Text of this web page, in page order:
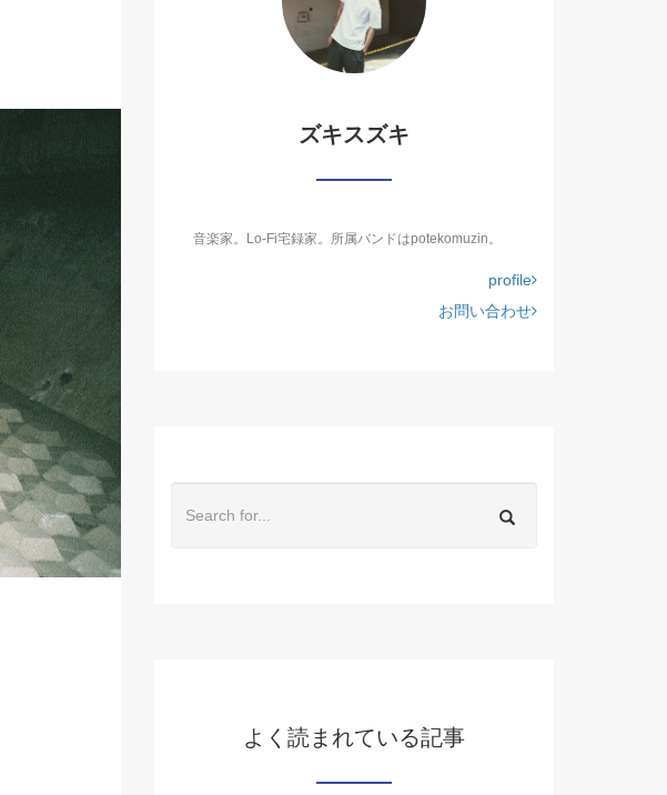
ズキスズキ
音楽家。Lo-Fi宅録家。所属バンドはpotekomuzin。
profile
お問い合わせ
よく読まれている記事